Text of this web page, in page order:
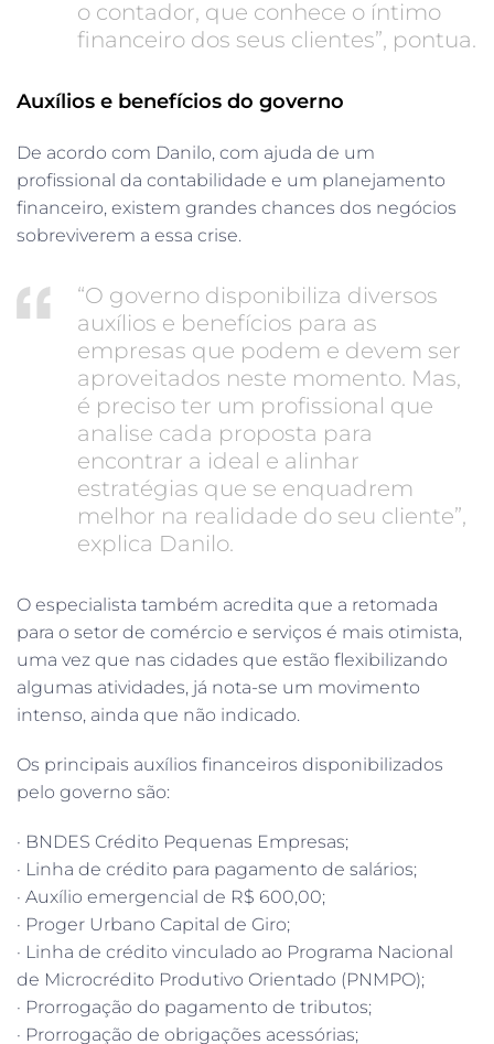
o contador, que conhece o íntimo
financeiro dos seus clientes”, pontua.
Auxílios e benefícios do governo
De acordo com Danilo, com ajuda de um
profissional da contabilidade e um planejamento
financeiro, existem grandes chances dos negócios
sobreviverem a essa crise.
“O governo disponibiliza diversos
auxílios e benefícios para as
empresas que podem e devem ser
aproveitados neste momento. Mas,
é preciso ter um profissional que
analise cada proposta para
encontrar a ideal e alinhar
estratégias que se enquadrem
melhor na realidade do seu cliente”,
explica Danilo.
O especialista também acredita que a retomada
para o setor de comércio e serviços é mais otimista,
uma vez que nas cidades que estão flexibilizando
algumas atividades, já nota-se um movimento
intenso, ainda que não indicado.
Os principais auxílios financeiros disponibilizados
pelo governo são:
· BNDES Crédito Pequenas Empresas;
· Linha de crédito para pagamento de salários;
· Auxílio emergencial de R$ 600,00;
· Proger Urbano Capital de Giro;
· Linha de crédito vinculado ao Programa Nacional
de Microcrédito Produtivo Orientado (PNMPO);
· Prorrogação do pagamento de tributos;
· Prorrogação de obrigações acessórias;